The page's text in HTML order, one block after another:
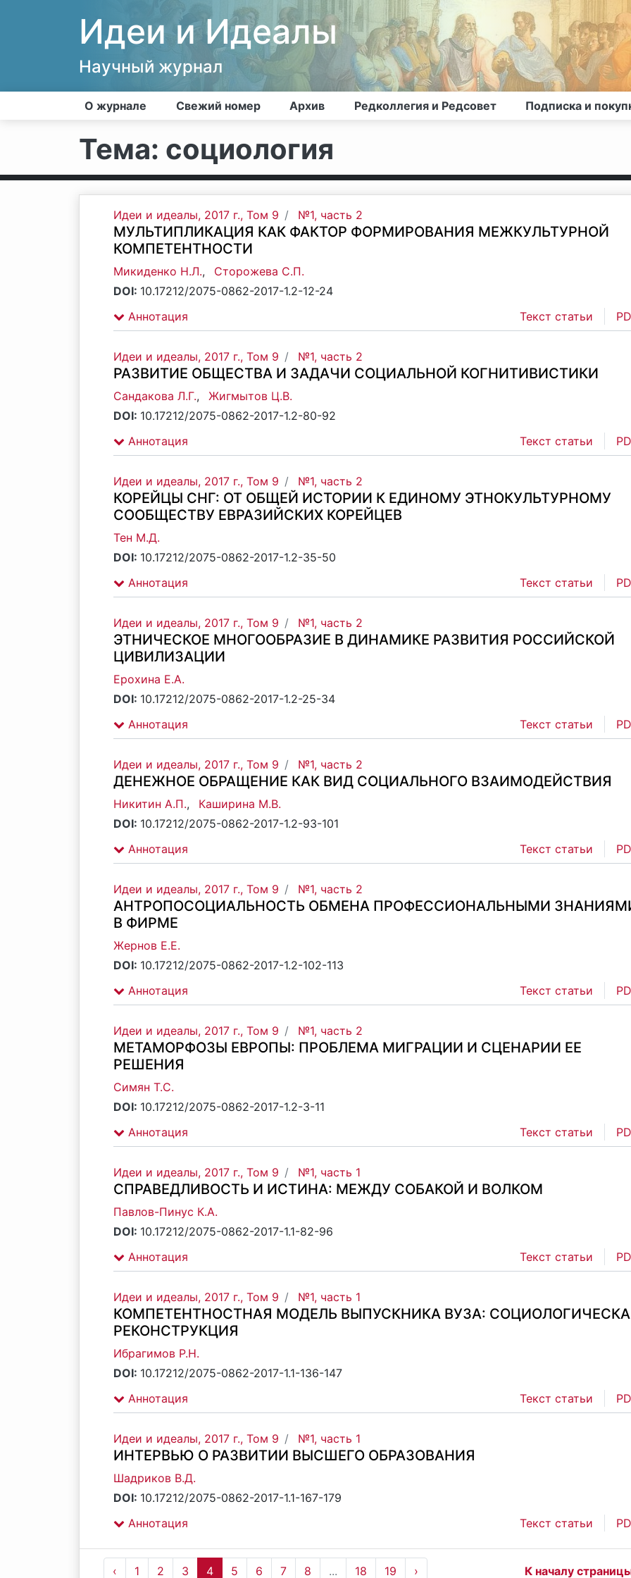
Идеи и Идеалы
Научный журнал
О журнале Свежий номер Архив Редколлегия и Редсовет Подписка и
Тема: социология
Идеи и идеалы, 2017 г., Том 9 №1, часть 2
МУЛЬТИПЛИКАЦИЯ КАК ФАКТОР ФОРМИРОВАНИЯ МЕЖКУЛЬТУРНОЙ
КОМПЕТЕНТНОСТИ
Микиденко Н.Л.,
Сторожева С.П.
DOI: 10.17212/2075-0862-2017-1.2-12-24
Аннотация
Текст статьи
Идеи и идеалы, 2017 г., Том 9 №1, часть 2
РАЗВИТИЕ ОБЩЕСТВА И ЗАДАЧИ СОЦИАЛЬНОЙ КОГНИТИВИСТИКИ
Сандакова Л.Г.,
Жигмытов Ц.В.
DOI: 10.17212/2075-0862-2017-1.2-80-92
Аннотация
Текст статьи
Идеи и идеалы, 2017 г., Том 9 №1, часть 2
КОРЕЙЦЫ СНГ: ОТ ОБЩЕЙ ИСТОРИИ К ЕДИНОМУ ЭТНОКУЛЬТУРНОМУ
СООБЩЕСТВУ ЕВРАЗИЙСКИХ КОРЕЙЦЕВ
Тен М.Д.
DOI: 10.17212/2075-0862-2017-1.2-35-50
Аннотация
Текст статьи
Идеи и идеалы, 2017 г., Том 9 №1, часть 2
ЭТНИЧЕСКОЕ МНОГООБРАЗИЕ В ДИНАМИКЕ РАЗВИТИЯ РОССИЙСКОЙ
ЦИВИЛИЗАЦИИ
Ерохина Е.А.
DOI: 10.17212/2075-0862-2017-1.2-25-34
Аннотация
Текст статьи
Идеи и идеалы, 2017 г., Том 9 №1, часть 2
ДЕНЕЖНОЕ ОБРАЩЕНИЕ КАК ВИД СОЦИАЛЬНОГО ВЗАИМОДЕЙСТВИЯ
Никитин А.П.,
Каширина М.В.
DOI: 10.17212/2075-0862-2017-1.2-93-101
Аннотация
Текст статьи
Идеи и идеалы, 2017 г., Том 9 №1, часть 2
АНТРОПОСОЦИАЛЬНОСТЬ ОБМЕНА ПРОФЕССИОНАЛЬНЫМИ
В ФИРМЕ
Жернов Е.Е.
DOI: 10.17212/2075-0862-2017-1.2-102-113
Аннотация
Текст статьи
Идеи и идеалы, 2017 г., Том 9 №1, часть 2
МЕТАМОРФОЗЫ ЕВРОПЫ: ПРОБЛЕМА МИГРАЦИИ И СЦЕНАРИИ ЕЕ
РЕШЕНИЯ
Симян Т.С.
DOI: 10.17212/2075-0862-2017-1.2-3-11
Аннотация
Текст статьи
Идеи и идеалы, 2017 г., Том 9 №1, часть 1
СПРАВЕДЛИВОСТЬ И ИСТИНА: МЕЖДУ СОБАКОЙ И ВОЛКОМ
Павлов-Пинус К.А.
DOI: 10.17212/2075-0862-2017-1.1-82-96
Аннотация
Текст статьи
Идеи и идеалы, 2017 г., Том 9 №1, часть 1
КОМПЕТЕНТНОСТНАЯ МОДЕЛЬ ВЫПУСКНИКА ВУЗА:
РЕКОНСТРУКЦИЯ
Ибрагимов Р.Н.
DOI: 10.17212/2075-0862-2017-1.1-136-147
Аннотация
Текст статьи
Идеи и идеалы, 2017 г., Том 9 №1, часть 1
ИНТЕРВЬЮ О РАЗВИТИИ ВЫСШЕГО ОБРАЗОВАНИЯ
Шадриков В.Д.
DOI: 10.17212/2075-0862-2017-1.1-167-179
Аннотация
Текст статьи
‹ 1 2 3 4 5 6 7 8 ... 18 19 › К началу